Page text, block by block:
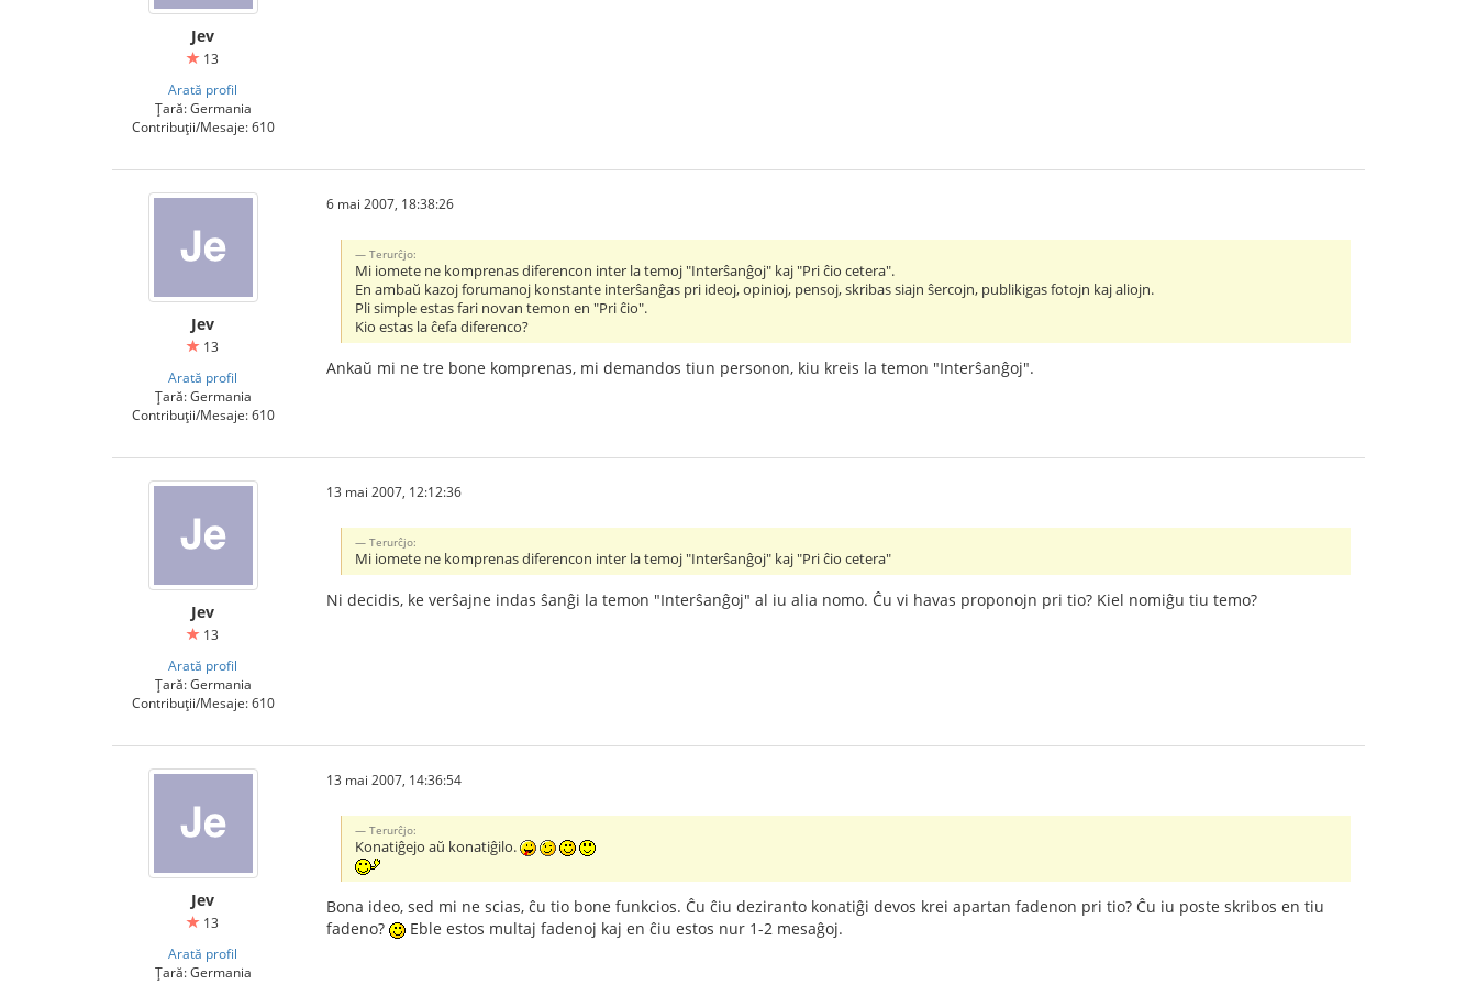
Jev
13
Arată profil
Țară: Germania
Contribuții/Mesaje: 610
Jev
13
Arată profil
Țară: Germania
Contribuții/Mesaje: 610
6 mai 2007, 18:38:26
Terurĉjo:
Mi iomete ne komprenas diferencon inter la temoj "Interŝanĝoj" kaj "Pri ĉio cetera".
En ambaŭ kazoj forumanoj konstante interŝanĝas pri ideoj, opinioj, pensoj, skribas siajn ŝercojn, publikigas fotojn kaj aliojn.
Pli simple estas fari novan temon en "Pri ĉio".
Kio estas la ĉefa diferenco?
Ankaŭ mi ne tre bone komprenas, mi demandos tiun personon, kiu kreis la temon "Interŝanĝoj".
Jev
13
Arată profil
Țară: Germania
Contribuții/Mesaje: 610
13 mai 2007, 12:12:36
Terurĉjo:
Mi iomete ne komprenas diferencon inter la temoj "Interŝanĝoj" kaj "Pri ĉio cetera"
Ni decidis, ke verŝajne indas ŝanĝi la temon "Interŝanĝoj" al iu alia nomo. Ĉu vi havas proponojn pri tio? Kiel nomiĝu tiu temo?
Jev
13
Arată profil
Țară: Germania
13 mai 2007, 14:36:54
Terurĉjo:
Konatiĝejo aŭ konatiĝilo.
Bona ideo, sed mi ne scias, ĉu tio bone funkcios. Ĉu ĉiu deziranto konatiĝi devos krei apartan fadenon pri tio? Ĉu iu poste skribos en tiu
fadeno?
Eble estos multaj fadenoj kaj en ĉiu estos nur 1-2 mesaĝoj.